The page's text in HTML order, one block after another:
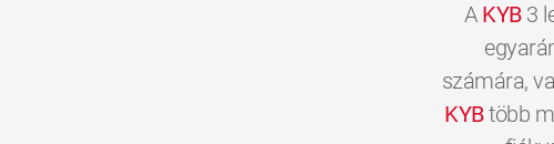
A KYB3
számára,
KYBtöbb